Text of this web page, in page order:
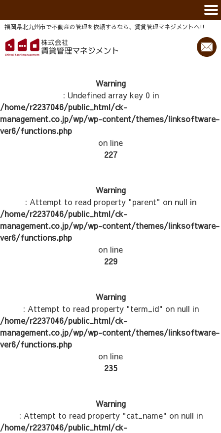
福岡県北九州市で不動産の管理を依頼するなら、賃貸管理マネジメントヘ!!
Warning
: Undefined array key 0 in
/home/r2237046/public_html/ck-
management.co.jp/wp/wp-content/themes/linksoftware-
ver6/functions.php
on line
227
Warning
: Attempt to read property "parent" on null in
/home/r2237046/public_html/ck-
management.co.jp/wp/wp-content/themes/linksoftware-
ver6/functions.php
on line
229
Warning
: Attempt to read property "term_id" on null in
/home/r2237046/public_html/ck-
management.co.jp/wp/wp-content/themes/linksoftware-
ver6/functions.php
on line
235
Warning
: Attempt to read property "cat_name" on null in
/home/r2237046/public_html/ck-